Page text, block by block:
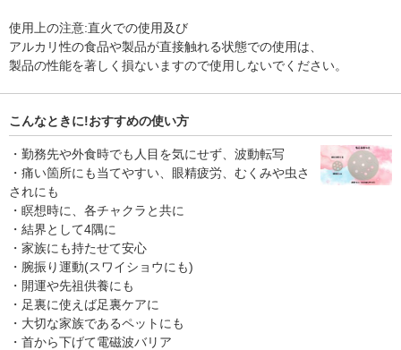
使用上の注意:直火での使用及び
アルカリ性の食品や製品が直接触れる状態での使用は、
製品の性能を著しく損ないますので使用しないでください。
こんなときに!おすすめの使い方
・勤務先や外食時でも人目を気にせず、波動転写
・痛い箇所にも当てやすい、眼精疲労、むくみや虫さ
されにも
・瞑想時に、各チャクラと共に
・結界として4隅に
・家族にも持たせて安心
・腕振り運動(スワイショウにも)
・開運や先祖供養にも
・足裏に使えば足裏ケアに
・大切な家族であるペットにも
・首から下げて電磁波バリア